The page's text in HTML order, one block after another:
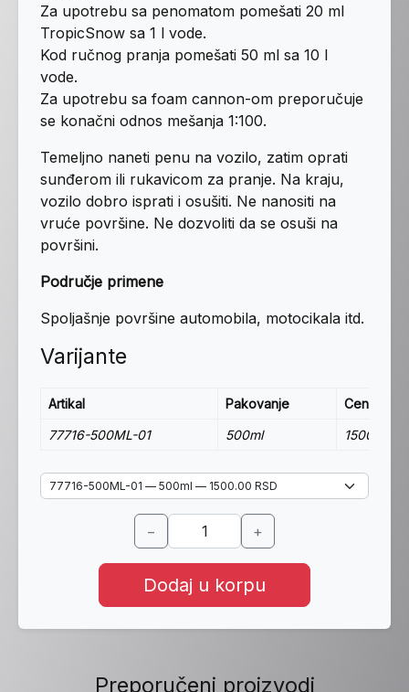
Za upotrebu sa penomatom pomešati 20 ml
TropicSnow sa 1 l vode.
Kod ručnog pranja pomešati 50 ml sa 10 l
vode.
Za upotrebu sa foam cannon-om preporučuje
se konačni odnos mešanja 1:100.
Temeljno naneti penu na vozilo, zatim oprati
sunđerom ili rukavicom za pranje. Na kraju,
vozilo dobro isprati i osušiti. Ne nanositi na
vruće površine. Ne dozvoliti da se osuši na
površini.
Područje primene
Spoljašnje površine automobila, motocikala itd.
Varijante
Artikal Pakovanje
Cena
77716-500ML-01
500ml 1500.00
− +
Dodaj u korpu
Preporučeni proizvodi